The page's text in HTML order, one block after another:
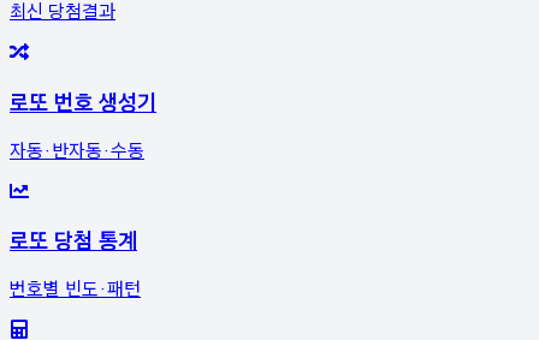
최신 당첨결과
로또 번호 생성기
자동·반자동·수동
로또 당첨 통계
번호별 빈도·패턴